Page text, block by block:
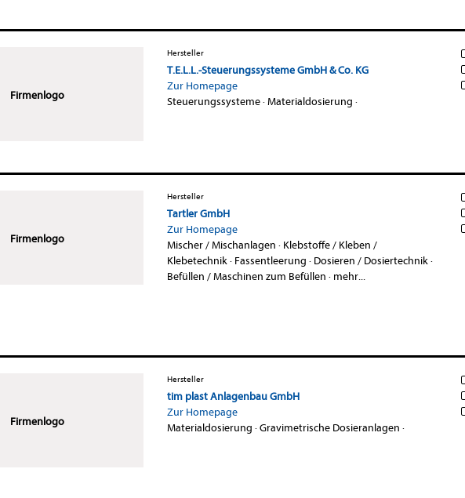
Firmenlogo
Hersteller
T.E.L.L.-Steuerungssysteme GmbH & Co. KG
Zur Homepage
Steuerungssysteme·Materialdosierung ·
Firmenlogo
Hersteller
Tartler GmbH
Zur Homepage
Mischer / Mischanlagen · Klebstoffe / Kleben /
Klebetechnik· Fassentleerung · Dosieren / Dosiertechnik·
Befüllen / Maschinen zum Befüllen · mehr...
Firmenlogo
Hersteller
tim plast Anlagenbau GmbH
Zur Homepage
Materialdosierung ·Gravimetrische Dosieranlagen ·